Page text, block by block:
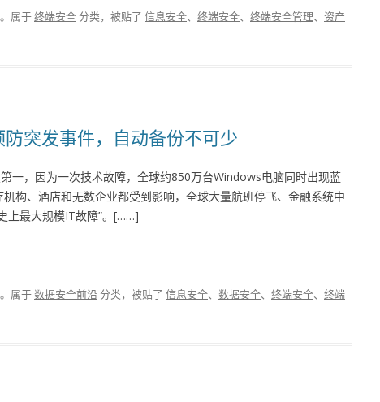
。属于终端安全分类，被贴了 信息安全、 终端安全、 终端安全管理、 资产
突发事件，自动备份不可少
一，因为一次技术故障，全球约850万台Windows电脑同时出现蓝
构、酒店和无数企业都受到影响，全球大量航班停飞、金融系统中
上最大规模IT故障”。[……]
。属于数据安全前沿分类，被贴了 信息安全、 数据安全、 终端安全、 终端